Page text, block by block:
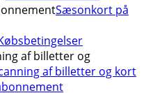
Sæsonkort på
af billetter og
af billetter og kort